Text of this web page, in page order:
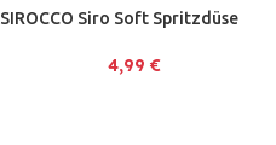
SIROCCO Siro Soft Spritzdüse
4,99 €